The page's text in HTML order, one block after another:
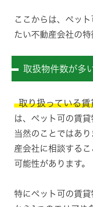
ここからは、ペッ
たい不動産会社の特
取扱物件数が多
取り扱っている
は、ペット可の賃貸
当然のことではあ
産会社に相談する
可能性があります。
特にペット可の賃